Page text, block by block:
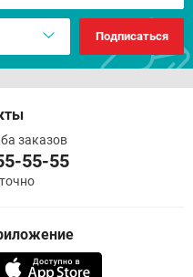
Подписаться
заказов
55-55